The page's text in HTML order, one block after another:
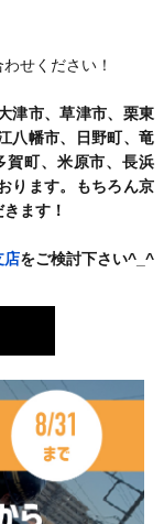
せください！
津市、草津市、栗東
八幡市、日野町、竜
賀町、米原市、長浜
ります。もちろん京
ます！
店をご検討下さい^_^